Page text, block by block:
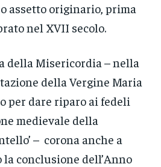
assetto originario, prima
nel XVII secolo.
della Misericordia – nella
della Vergine Maria
per dare riparo ai fedeli
medievale della
– corona anche a
conclusione dell’Anno